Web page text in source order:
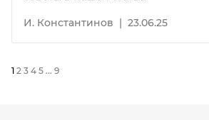
И. Константинов | 23.06.25
1 2 3 4 5 ... 9